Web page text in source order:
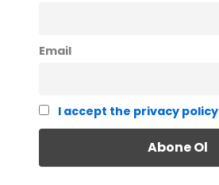
Email
I accept the privacy policy